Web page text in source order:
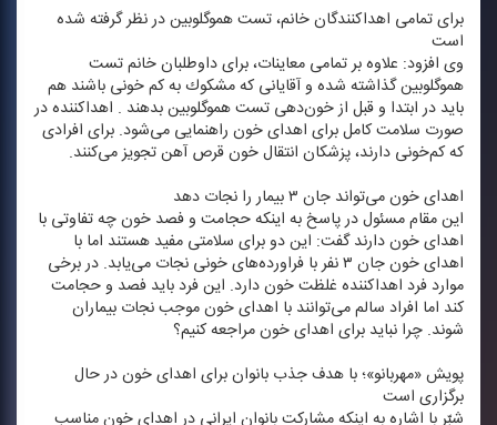
برای تمامی اهداكنندگان خانم، تست هموگلوبین در نظر گرفته شده
است
وی افزود: علاوه بر تمامی معاینات، برای داوطلبان خانم تست
هموگلوبین گذاشته شده و آقایانی كه مشكوك به كم خونی باشند هم
باید در ابتدا و قبل از خون‌دهی تست هموگلوبین بدهند . اهداكننده در
صورت سلامت كامل برای اهدای خون راهنمایی می‌شود. برای افرادی
كه كم‌خونی دارند، پزشكان انتقال خون قرص آهن تجویز می‌كنند.
اهدای خون می‌تواند جان ۳ بیمار را نجات دهد
این مقام مسئول در پاسخ به اینكه حجامت و فصد خون چه تفاوتی با
اهدای خون دارند گفت: این دو برای سلامتی مفید هستند اما با
اهدای خون جان ۳ نفر با فراورده‌های خونی نجات می‌یابد. در برخی
موارد فرد اهداكننده غلظت خون دارد. این فرد باید فصد و حجامت
كند اما افراد سالم می‌توانند با اهدای خون موجب نجات بیماران
شوند. چرا نباید برای اهدای خون مراجعه كنیم؟
پویش «مهربانو»؛ با هدف جذب بانوان برای اهدای خون در حال
برگزاری است
شبّر با اشاره به اینكه مشاركت بانوان ایرانی در اهدای خون مناسب